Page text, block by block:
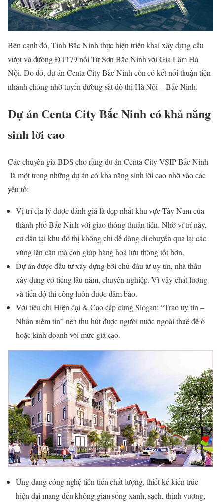
Bên cạnh đó, Tỉnh Bắc Ninh thực hiện triển khai xây dựng cầu
vượt và đường ĐT179 nối Từ Sơn Bắc Ninh với Gia Lâm Hà
Nội. Do đó, dự án Centa City Bắc Ninh còn có kết nối thuận tiện
nhanh chóng nhờ tuyến đường sắt đô thị Hà Nội – Bắc Ninh.
Dự án Centa City Bắc Ninh có khả năng
sinh lời cao
Các chuyên gia BĐS cho rằng dự án Centa City VSIP Bắc Ninh
là một trong những dự án có khả năng sinh lời cao nhờ vào các
yếu tố:
Vị trí địa lý được đánh giá là đẹp nhất khu vực Tây Nam của
thành phố Bắc Ninh với giao thông thuận tiện. Nhờ vì trí này,
cư dân tại khu đô thị không chỉ dễ dàng di chuyển qua lại các
vùng lân cận mà còn giúp hàng hoá lưu thông tốt hơn.
Dự án được đầu tư xây dựng bởi chủ đầu tư uy tín, nhà thầu
xây dựng có tiếng lâu năm, chuyên nghiệp. Vì vậy chất lượng
và tiến độ thi công luôn được đảm bảo.
Với tiêu chí Hiện đại & Cao cấp cùng Slogan: “Trao uy tín –
Nhân niềm tin” nên thu hút được người nước ngoài thuê để ở
hoặc kinh doanh với mức giá cao.
Ứng dụng công nghệ tiên tiến chất lượng, thiết kế kiến trúc
hiện đại mang đến không gian sống xanh, sạch, thịnh vượng,